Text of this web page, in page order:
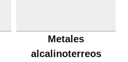
Metales
alcalinoterreos